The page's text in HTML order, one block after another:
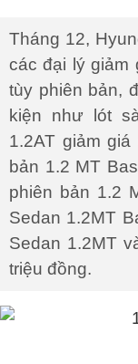
Tháng 12,
các đại lý giảm
tùy phiên bản,
kiện như lót
1.2AT giảm
bản 1.2 MT
phiên bản 1.2
Sedan 1.2MT
Sedan 1.2MT
triệu đồng.